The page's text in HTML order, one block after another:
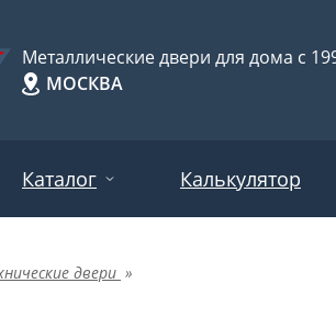
Металлические двери для дома с
МОСКВА
Каталог
по отделке
Калькулятор
двери »